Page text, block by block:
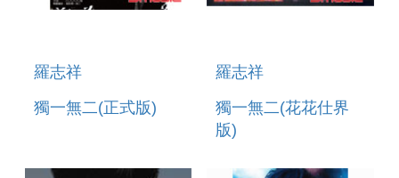
羅志祥
獨一無二(正式版)
羅志祥
獨一無二(花花仕界
版)